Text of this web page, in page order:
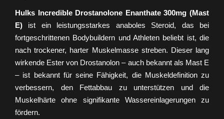
Hulks Incredible Drostanolone Enanthate 300mg (Mast
E) ist ein leistungsstarkes anaboles Steroid, das bei
fortgeschrittenen Bodybuildern und Athleten beliebt ist, die
nach trockener, harter Muskelmasse streben. Dieser lang
wirkende Ester von Drostanolon – auch bekannt als Mast E
– ist bekannt für seine Fähigkeit, die Muskeldefinition zu
verbessern, den Fettabbau zu unterstützen und die
Muskelhärte ohne signifikante Wassereinlagerungen zu
fördern.